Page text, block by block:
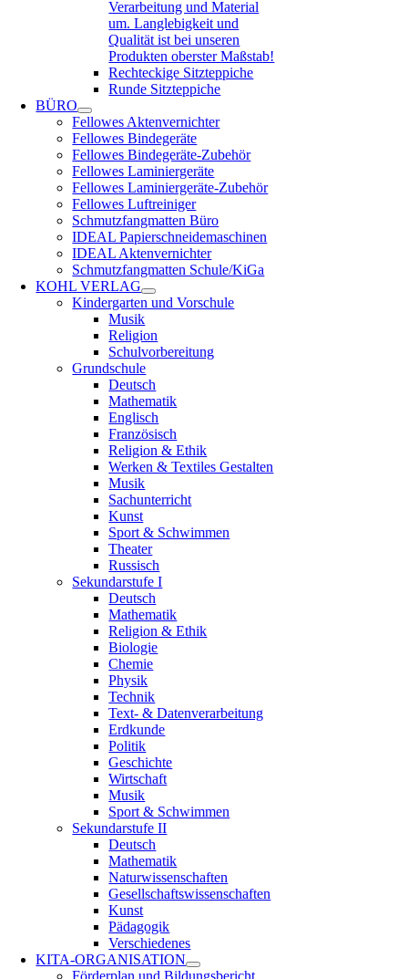
Verarbeitung und Material
um. Langlebigkeit und
Qualität ist bei unseren
Produkten oberster Maßstab!
Rechteckige Sitzteppiche
Runde Sitzteppiche
BÜRO
Fellowes Aktenvernichter
Fellowes Bindegeräte
Fellowes Bindegeräte-Zubehör
Fellowes Laminiergeräte
Fellowes Laminiergeräte-Zubehör
Fellowes Luftreiniger
Schmutzfangmatten Büro
IDEAL Papierschneidemaschinen
IDEAL Aktenvernichter
Schmutzfangmatten Schule/KiGa
KOHL VERLAG
Kindergarten und Vorschule
Musik
Religion
Schulvorbereitung
Grundschule
Deutsch
Mathematik
Englisch
Französisch
Religion & Ethik
Werken & Textiles Gestalten
Musik
Sachunterricht
Kunst
Sport & Schwimmen
Theater
Russisch
Sekundarstufe I
Deutsch
Mathematik
Religion & Ethik
Biologie
Chemie
Physik
Technik
Text- & Datenverarbeitung
Erdkunde
Politik
Geschichte
Wirtschaft
Musik
Sport & Schwimmen
Sekundarstufe II
Deutsch
Mathematik
Naturwissenschaften
Gesellschaftswissenschaften
Kunst
Pädagogik
Verschiedenes
KITA-ORGANISATION
Förderplan und Bildungsbericht